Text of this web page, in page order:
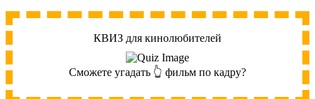
КВИЗ для кинолюбителей
Сможете угадать 👆 фильм по кадру?